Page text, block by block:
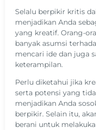
Selalu berpikir kritis
menjadikan Anda
yang kreatif. Orang-
banyak asumsi
mencari ide dan juga
keterampilan.
Perlu diketahui jika
serta potensi yang
menjadikan Anda
berpikir. Selain itu,
berani untuk